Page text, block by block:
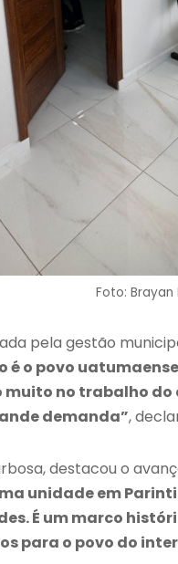
Foto: Brayan
pela gestão
é o povo
no trabalho do
demanda”,
destacou o
unidade em
É um marco
para o povo do